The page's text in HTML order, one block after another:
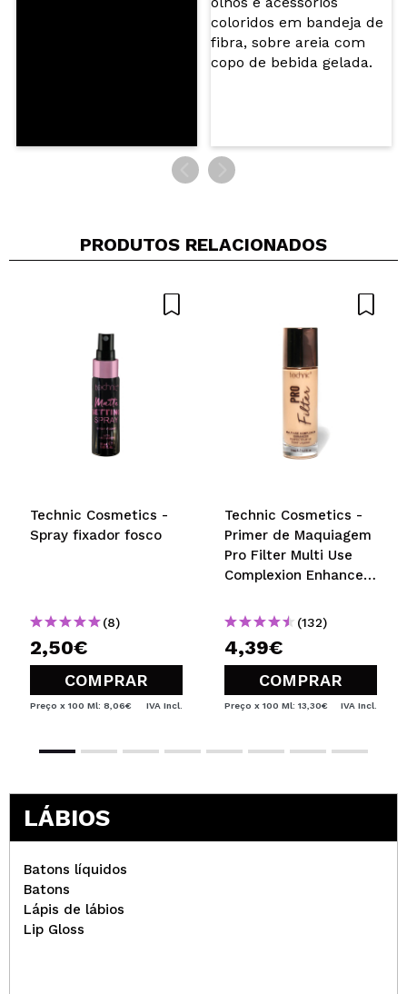
ENVIAR
PRODUTOS RELACIONADOS
Technic Cosmetics -
Spray fixador fosco
(8)
2,50€
COMPRAR
Preço x 100 Ml: 8,06€ IVA Incl.
Technic Cosmetics -
Primer de Maquiagem
Pro Filter Multi Use
Complexion Enhancer
(132)
4,39€
COMPRAR
Preço x 100 Ml: 13,30€ IVA Incl.
LÁBIOS
Batons líquidos
Batons
Lápis de lábios
Lip Gloss